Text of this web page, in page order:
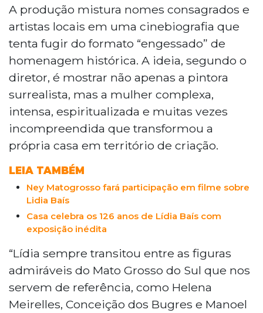
Grande, o longa-metragem "Lydia",
dirigido por Ricardo Câmara, retrata a
trajetória da artista sul-mato-grossense
Lídia Baís. Com elenco que inclui Ney
Matogrosso, Alzira Espíndola e Gisele
Sater, o filme foi viabilizado pela Lei Paulo
Gustavo e busca mostrar a pintora
surrealista além da homenagem
histórica, destacando sua complexidade
humana e legado cultural.
A produção mistura nomes consagrados e
artistas locais em uma cinebiografia que
tenta fugir do formato “engessado” de
homenagem histórica. A ideia, segundo o
diretor, é mostrar não apenas a pintora
surrealista, mas a mulher complexa,
intensa, espiritualizada e muitas vezes
incompreendida que transformou a
própria casa em território de criação.
LEIA TAMBÉM
Ney Matogrosso fará participação em filme sobre
Lidia Baís
Casa celebra os 126 anos de Lídia Baís com
exposição inédita
“Lídia sempre transitou entre as figuras
admiráveis do Mato Grosso do Sul que nos
servem de referência, como Helena
Meirelles, Conceição dos Bugres e Manoel